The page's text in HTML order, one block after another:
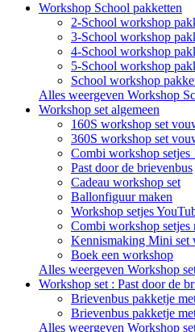
Workshop School pakketten
2-School workshop
3-School workshop
4-School workshop
5-School workshop
School workshop
Alles weergeven Workshop
Workshop set algemeen
160S workshop set
360S workshop set
Combi workshop setjes
Past door de brievenbus
Cadeau workshop set
Ballonfiguur maken
Workshop setjes
Combi workshop setjes
Kennismaking Mini set
Boek een workshop
Alles weergeven Workshop
Workshop set : Past door de
Brievenbus pakketje
Brievenbus pakketje
Alles weergeven Workshop